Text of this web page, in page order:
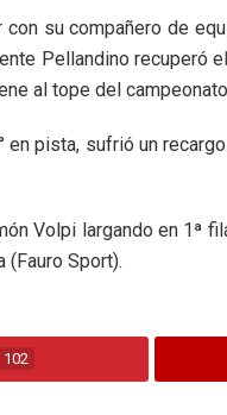
su compañero de
Pellandino
al tope del
pista, sufrió un
Volpi largando en 1ª
(Fauro Sport).
102